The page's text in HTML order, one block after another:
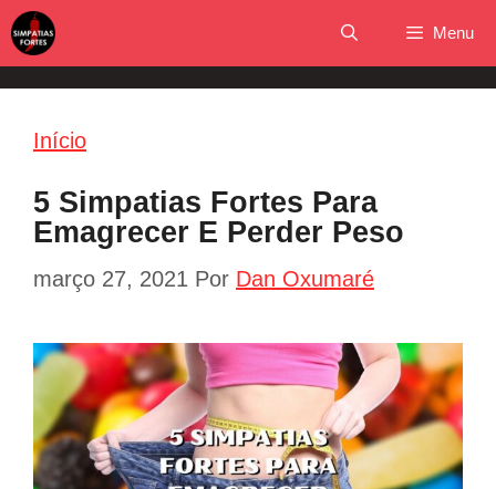
Pular
para
o
conteúdo
Menu
Início
5 Simpatias Fortes Para
Emagrecer E Perder Peso
março 27, 2021 Por Dan Oxumaré